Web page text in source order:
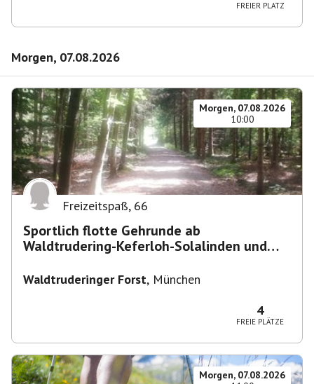
FREIER PLATZ
Morgen, 07.08.2026
Morgen, 07.08.2026
10:00
Freizeitspaß, 66
Sportlich flotte Gehrunde ab
Waldtrudering-Keferloh-Solalinden und
Waldtruderinger Forst, München
4
FREIE PLÄTZE
Morgen, 07.08.2026